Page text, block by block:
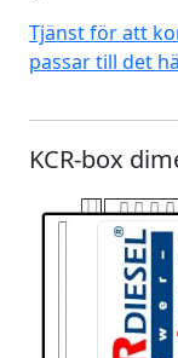
Tjänst för att
passar till det
KCR-box